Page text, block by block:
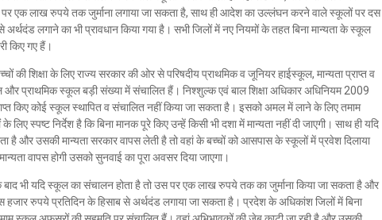
पर एक लाख रुपये तक जुर्माना लगाया जा सकता है, साथ ही आदेश का उल्लंघन करने वाले स्कूलों पर दस
अर्थदंड लगाने का भी प्रावधान किया गया है। सभी जिलों में नए नियमों के तहत बिना मान्यता के स्कूल
किए गए हैं।
की शिक्षा के लिए राज्य सरकार की ओर से परिषदीय प्राथमिक व जूनियर हाईस्कूल, मान्यता प्राप्त व
और प्राथमिक स्कूल बड़ी संख्या में संचालित हैं। निश्शुल्क एवं बाल शिक्षा अधिकार अधिनियम 2009
किए कोई स्कूल स्थापित व संचालित नहीं किया जा सकता है। इसको अमल में लाने के लिए तमाम
स्पष्ट निर्देश है कि बिना मानक पूरे किए उन्हें किसी भी दशा में मान्यता नहीं दी जाएगी। साथ ही यदि
है और उसकी मान्यता सरकार वापस लेती है तो वहां के बच्चों को आसपास के स्कूलों में प्रवेश दिलाया
वापस होगी उसको सुनवाई का पूरा अवसर दिया जाएगा।
बाद भी यदि स्कूल का संचालन होता है तो उस पर एक लाख रुपये तक का जुर्माना किया जा सकता है और
हजार रुपये प्रतिदिन के हिसाब से अर्थदंड लगाया जा सकता है। प्रदेश के अधिकांश जिलों में बिना